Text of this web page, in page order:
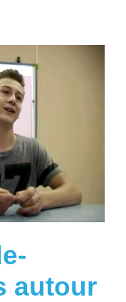
autour